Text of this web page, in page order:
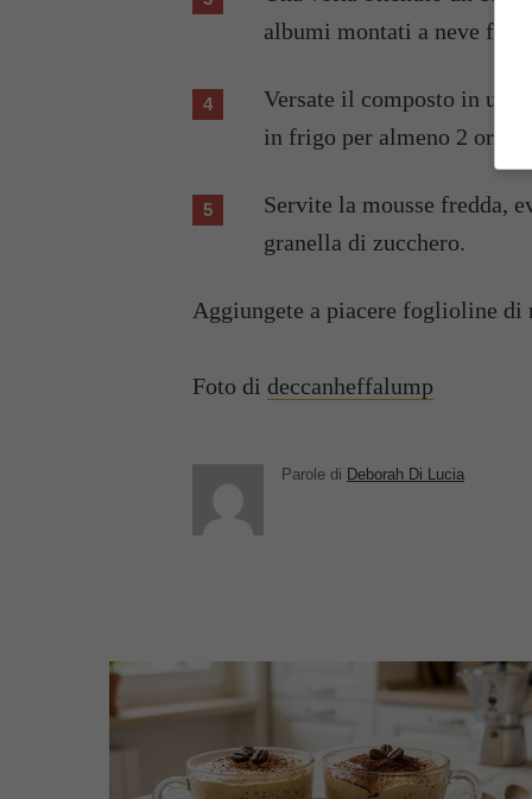
albumi montati a neve
Versate il composto in
in frigo per almeno 2 ore
Servite la mousse fredda,
granella di zucchero.
Aggiungete a piacere foglioline di
Foto di deccanheffalump
Parole di Deborah Di Lucia